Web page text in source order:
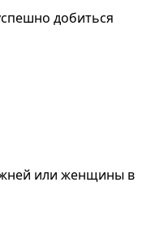
добиться
или женщины в